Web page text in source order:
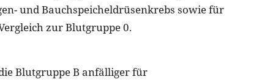
und Bauchspeicheldrüsenkrebs sowie für
zur Blutgruppe 0.
Blutgruppe B anfälliger für